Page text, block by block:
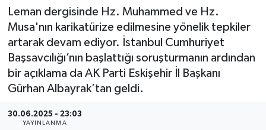
Leman dergisinde Hz. Muhammed ve Hz.
Musa'nın karikatürize edilmesine yönelik tepkiler
artarak devam ediyor. İstanbul Cumhuriyet
Başsavcılığı’nın başlattığı soruşturmanın ardından
bir açıklama da AK Parti Eskişehir İl Başkanı
Gürhan Albayrak’tan geldi.
30.06.2025 - 23:03
YAYINLANMA